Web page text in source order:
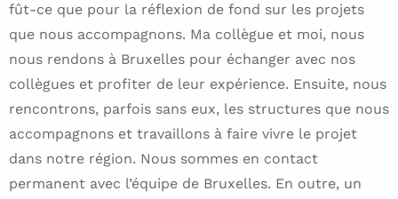
fût-ce que pour la réflexion de fond sur les projets
que nous accompagnons. Ma collègue et moi, nous
nous rendons à Bruxelles pour échanger avec nos
collègues et profiter de leur expérience. Ensuite, nous
rencontrons, parfois sans eux, les structures que nous
accompagnons et travaillons à faire vivre le projet
dans notre région. Nous sommes en contact
permanent avec l’équipe de Bruxelles. En outre, un